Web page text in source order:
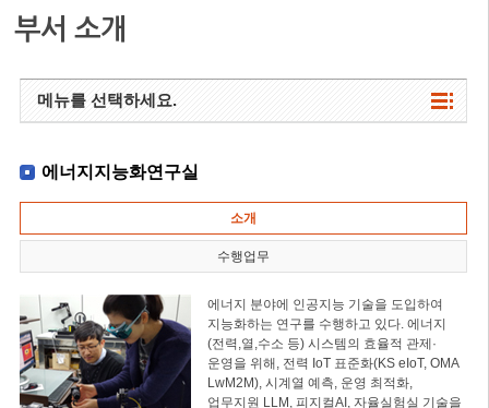
부서 소개
메뉴를 선택하세요.
에너지지능화연구실
소개
수행업무
에너지 분야에 인공지능 기술을 도입하여
지능화하는 연구를 수행하고 있다. 에너지
(전력,열,수소 등) 시스템의 효율적 관제·
운영을 위해, 전력 IoT 표준화(KS eIoT, OMA
LwM2M), 시계열 예측, 운영 최적화,
업무지원 LLM, 피지컬AI, 자율실험실 기술을